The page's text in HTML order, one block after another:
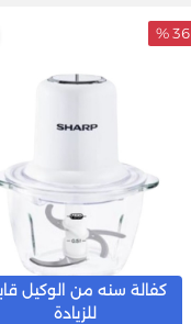
36 %
كفالة سنه من الوكيل
للزيادة